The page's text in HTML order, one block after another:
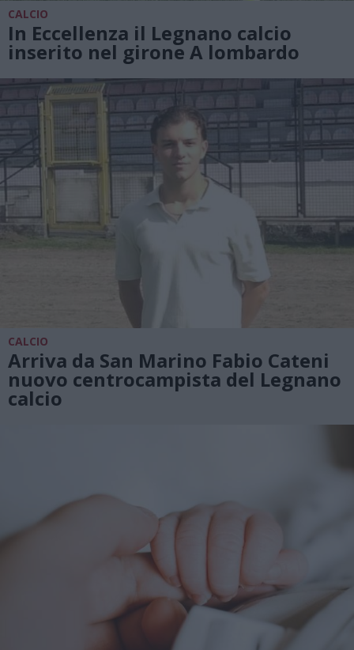
CALCIO
In Eccellenza il Legnano calcio
inserito nel girone A lombardo
CALCIO
Arriva da San Marino Fabio Cateni
nuovo centrocampista del Legnano
calcio